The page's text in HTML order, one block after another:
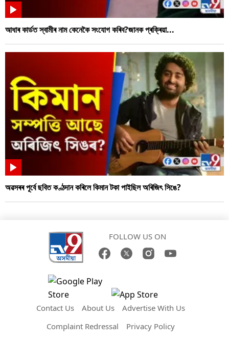
আধাৰ কাৰ্ডত স্বামীৰ নাম কেনেকৈ সংযোগ কৰিব?জানক প্ৰক্ৰিয়া...
অৱসৰৰ পূৰ্বে ছবিত কণ্ঠদান কৰিলে কিমান টকা পাইছিল অৰিজিৎ সিঙে?
FOLLOW US ON
Contact Us About Us
Advertise With Us
Complaint Redressal
Privacy Policy